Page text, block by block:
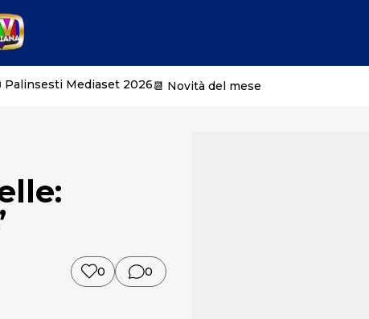
Palinsesti Mediaset 2026📆 Novità del mese
0 0